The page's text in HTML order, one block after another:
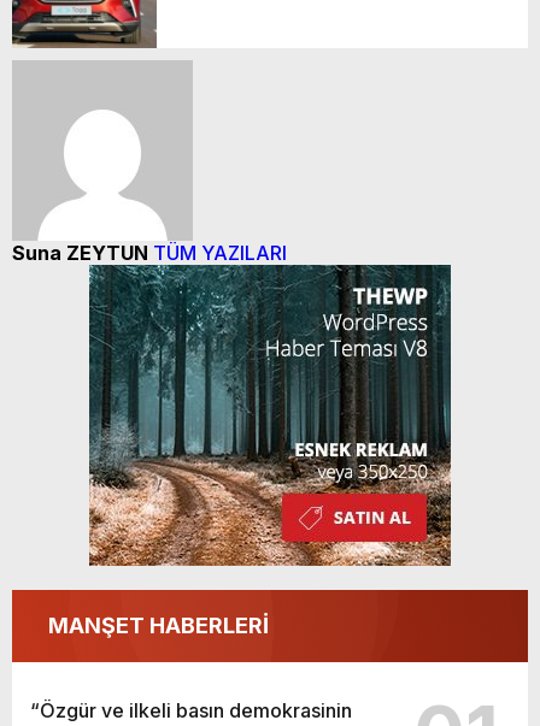
Suna ZEYTUN TÜM YAZILARI
MANŞET HABERLERİ
“Özgür ve ilkeli basın demokrasinin